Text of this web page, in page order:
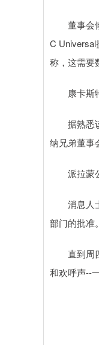
董事会倾
C
称，这需要
康卡斯特
据熟悉该
纳兄弟董事
派拉蒙公
消息人士
部门的批准
直到周四
和欢呼声--